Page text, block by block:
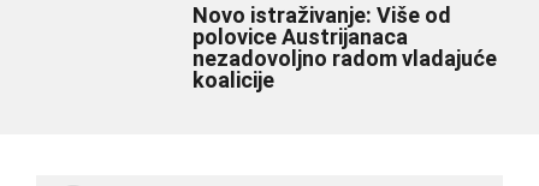
Novo istraživanje: Više od
polovice Austrijanaca
nezadovoljno radom vladajuće
koalicije